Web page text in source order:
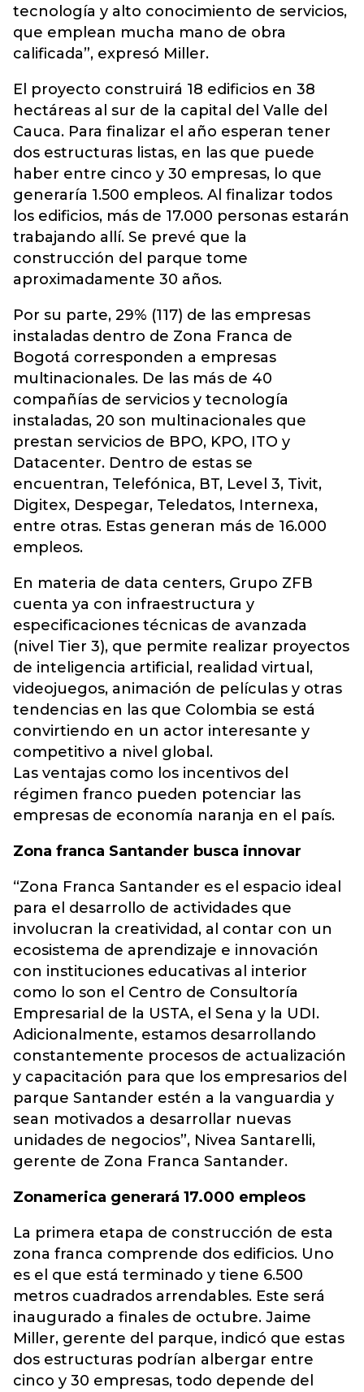
tecnología y alto conocimiento de servicios,
que emplean mucha mano de obra
calificada”, expresó Miller.
El proyecto construirá 18 edificios en 38
hectáreas al sur de la capital del Valle del
Cauca. Para finalizar el año esperan tener
dos estructuras listas, en las que puede
haber entre cinco y 30 empresas, lo que
generaría 1.500 empleos. Al finalizar todos
los edificios, más de 17.000 personas estarán
trabajando allí. Se prevé que la
construcción del parque tome
aproximadamente 30 años.
Por su parte, 29% (117) de las empresas
instaladas dentro de Zona Franca de
Bogotá corresponden a empresas
multinacionales. De las más de 40
compañías de servicios y tecnología
instaladas, 20 son multinacionales que
prestan servicios de BPO, KPO, ITO y
Datacenter. Dentro de estas se
encuentran, Telefónica, BT, Level 3, Tivit,
Digitex, Despegar, Teledatos, Internexa,
entre otras. Estas generan más de 16.000
empleos.
En materia de data centers, Grupo ZFB
cuenta ya con infraestructura y
especificaciones técnicas de avanzada
(nivel Tier 3), que permite realizar proyectos
de inteligencia artificial, realidad virtual,
videojuegos, animación de películas y otras
tendencias en las que Colombia se está
convirtiendo en un actor interesante y
competitivo a nivel global.
Las ventajas como los incentivos del
régimen franco pueden potenciar las
empresas de economía naranja en el país.
Zona franca Santander busca innovar
“Zona Franca Santander es el espacio ideal
para el desarrollo de actividades que
involucran la creatividad, al contar con un
ecosistema de aprendizaje e innovación
con instituciones educativas al interior
como lo son el Centro de Consultoría
Empresarial de la USTA, el Sena y la UDI.
Adicionalmente, estamos desarrollando
constantemente procesos de actualización
y capacitación para que los empresarios del
parque Santander estén a la vanguardia y
sean motivados a desarrollar nuevas
unidades de negocios”, Nivea Santarelli,
gerente de Zona Franca Santander.
Zonamerica generará 17.000 empleos
La primera etapa de construcción de esta
zona franca comprende dos edificios. Uno
es el que está terminado y tiene 6.500
metros cuadrados arrendables. Este será
inaugurado a finales de octubre. Jaime
Miller, gerente del parque, indicó que estas
dos estructuras podrían albergar entre
cinco y 30 empresas, todo depende del